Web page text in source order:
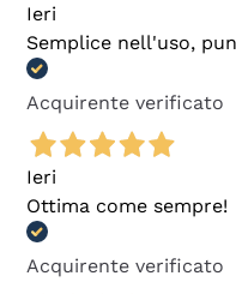
Ieri
Semplice nell'uso,
Acquirente verificato
Ieri
Ottima come sempre!
Acquirente verificato